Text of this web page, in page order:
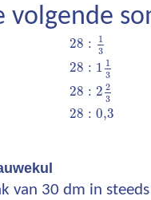
volgende
28 :
1
3
28 : 1 1
3
28 : 2 2
3
28 : 0,3
van 30 dm in